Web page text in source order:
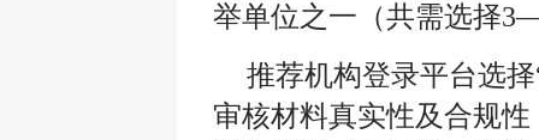
举单位之一（共需选择
推荐机构登录平台选
审核材料真实性及合规